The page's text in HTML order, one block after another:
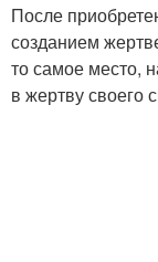
После
созданием
то самое место,
в жертву своего